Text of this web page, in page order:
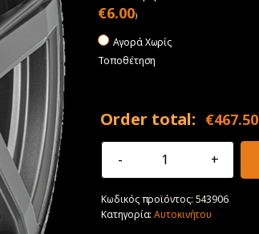
€6.00)
Αγορά Χωρίς
Τοποθέτηση
Order total: €467.50
325/30R21
Dunlop
SP
Κωδικός προϊόντος: 543906
Κατηγορία:Αυτοκινήτου